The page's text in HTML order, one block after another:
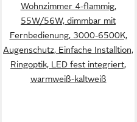
Wohnzimmer 4-flammig,
55W/56W, dimmbar mit
Fernbedienung, 3000-6500K,
Augenschutz, Einfache Installtion,
Ringoptik, LED fest integriert,
warmweiß-kaltweiß